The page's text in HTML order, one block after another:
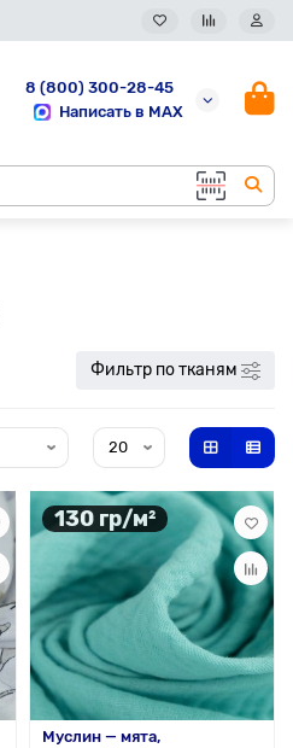
8 (800) 300-28-45
Написать в MAX
Фильтр по тканям
130 гр/м²
Муслин — мята,